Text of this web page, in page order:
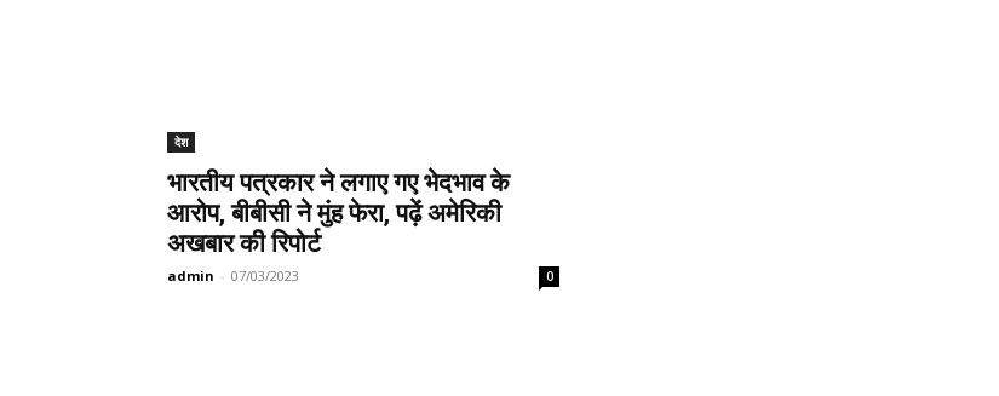
देश
भारतीय पत्रकार ने लगाए गए भेदभाव के
आरोप, बीबीसी ने मुंह फेरा, पढ़ें अमेरिकी
अखबार की रिपोर्ट
admin - 07/03/2023 0